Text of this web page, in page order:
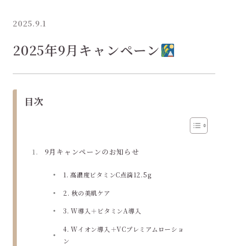
2025.9.1
2025年9月キャンペーン
目次
9月キャンペーンのお知らせ
1. 高濃度ビタミンC点滴12.5g
2. 秋の美肌ケア
3. W導入＋ビタミンA導入
4. Wイオン導入＋VCプレミアムローショ
ン